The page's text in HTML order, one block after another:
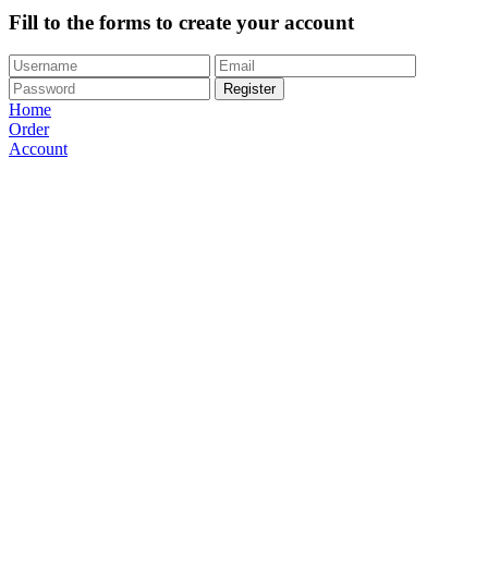
Fill to the forms to create your account
Register
Home
Order
Account